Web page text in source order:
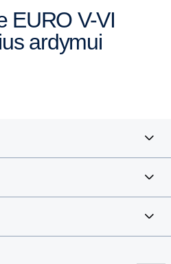
ardymui